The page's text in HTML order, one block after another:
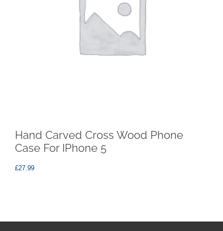
Hand Carved Cross Wood Phone
Case For IPhone 5
£27.99